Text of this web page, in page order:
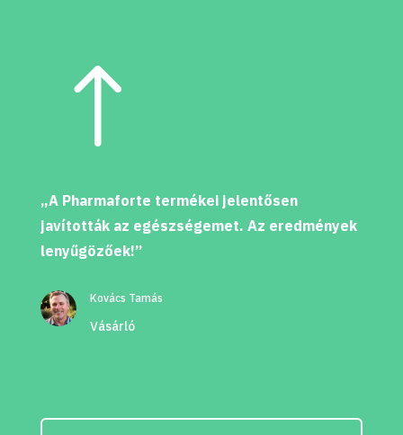
!
„A Pharmaforte termékei jelentősen
javították az egészségemet. Az eredmények
lenyűgözőek!”
Kovács Tamás
Vásárló